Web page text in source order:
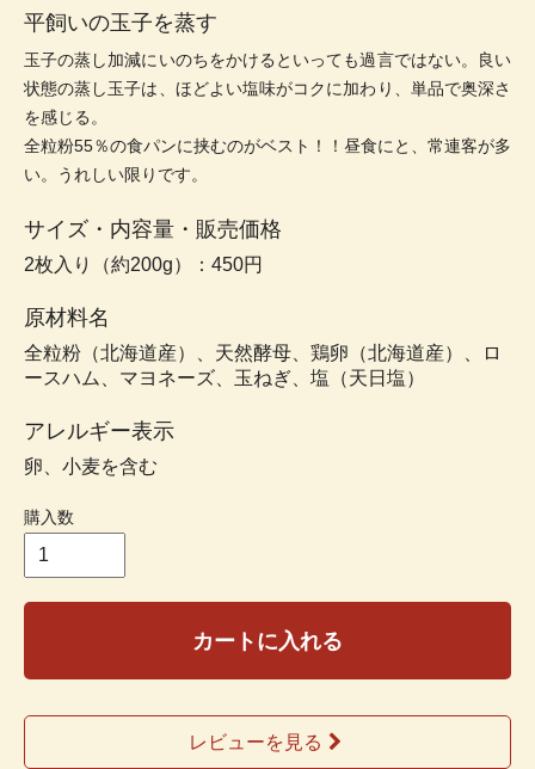
平飼いの玉子を蒸す
玉子の蒸し加減にいのちをかけるといっても過言ではない。良い
状態の蒸し玉子は、ほどよい塩味がコクに加わり、単品で奥深さ
を感じる。
全粒粉55％の食パンに挟むのがベスト！！昼食にと、常連客が多
い。うれしい限りです。
サイズ・内容量・販売価格
2枚入り（約200g）：450円
原材料名
全粒粉（北海道産）、天然酵母、鶏卵（北海道産）、ロ
ースハム、マヨネーズ、玉ねぎ、塩（天日塩）
アレルギー表示
卵、小麦を含む
購入数
カートに入れる
レビューを見る